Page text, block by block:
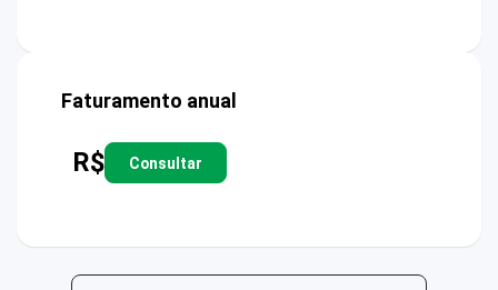
Faturamento anual
R$ Consultar